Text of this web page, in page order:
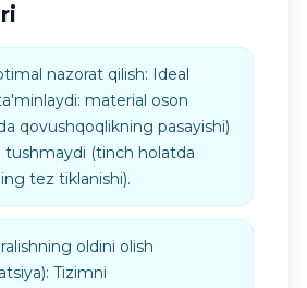
nazorat qilish: Ideal
material oson
qovushqoqlikning pasayishi)
tushmaydi (tinch holatda
tez tiklanishi).
oldini olish
Tizimni